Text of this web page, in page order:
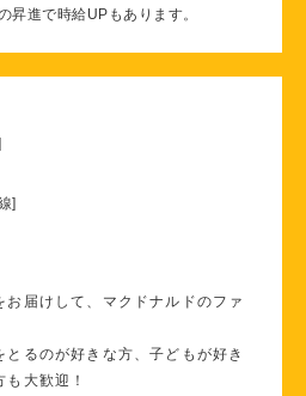
昇進で時給UPもあります。
]
お届けして、マクドナルドのファ
とるのが好きな方、子どもが好き
大歓迎！